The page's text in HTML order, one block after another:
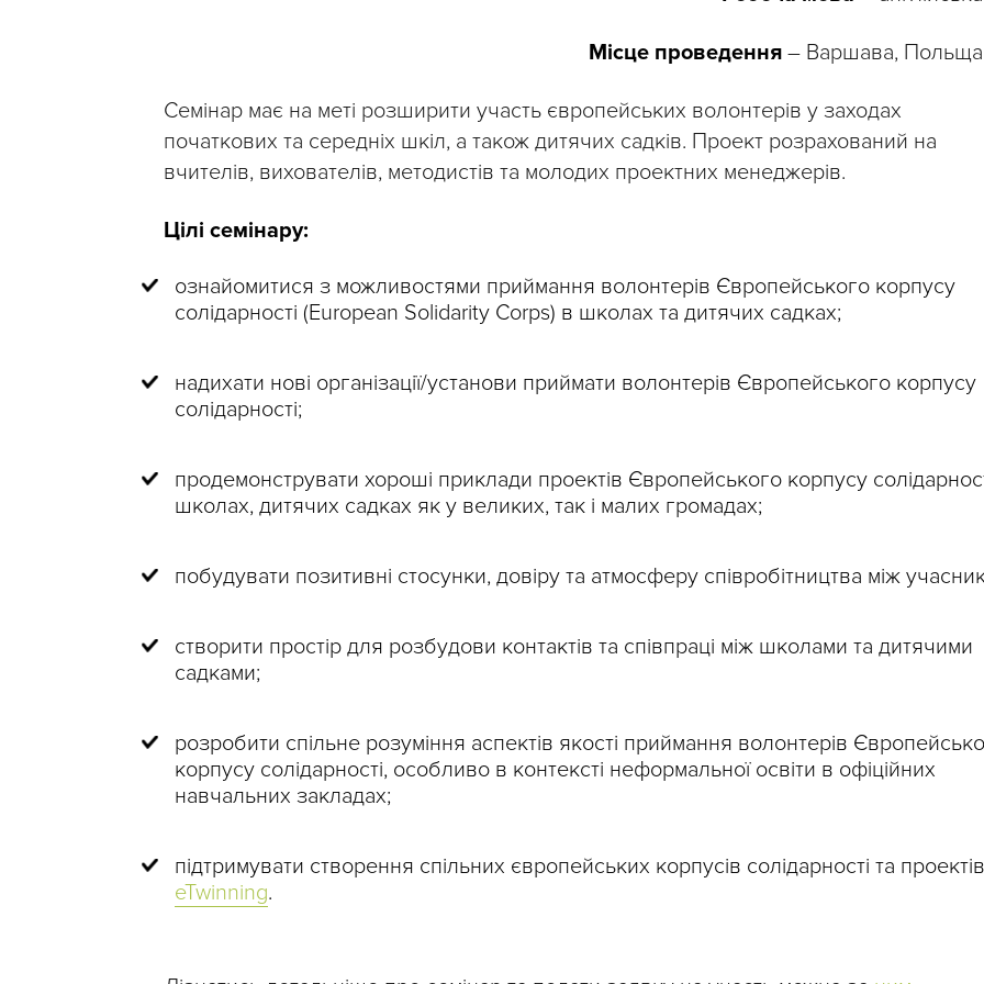
Місце проведення – Варшава, Польща
Семінар має на меті розширити участь європейських волонтерів у заходах
початкових та середніх шкіл, а також дитячих садків. Проект розрахований на
вчителів, вихователів, методистів та молодих проектних менеджерів.
Цілі семінару:
ознайомитися з можливостями приймання волонтерів Європейського корпусу
солідарності (European Solidarity Corps) в школах та дитячих садках;
надихати нові організації/установи приймати волонтерів Європейського корпусу
солідарності;
продемонструвати хороші приклади проектів Європейського корпусу
школах, дитячих садках як у великих, так і малих громадах;
побудувати позитивні стосунки, довіру та атмосферу співробітництва між
створити простір для розбудови контактів та співпраці між школами та дитячими
садками;
розробити спільне розуміння аспектів якості приймання волонтерів
корпусу солідарності, особливо в контексті неформальної освіти в офіційних
навчальних закладах;
підтримувати створення спільних європейських корпусів солідарності та проектів
eTwinning.